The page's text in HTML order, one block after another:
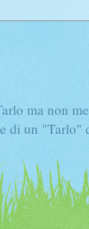
ma non
di un "Tarlo"